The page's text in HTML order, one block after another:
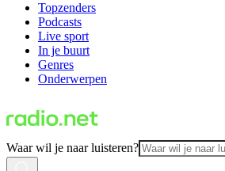
Topzenders
Podcasts
Live sport
In je buurt
Genres
Onderwerpen
Waar wil je naar luisteren?